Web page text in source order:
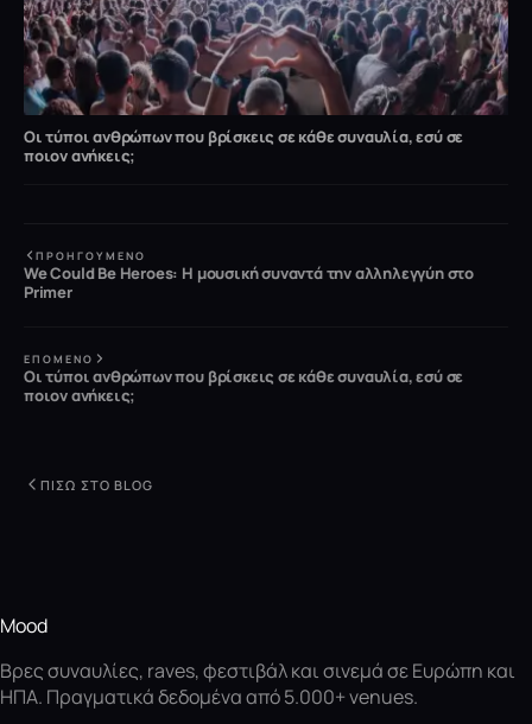
Οι τύποι ανθρώπων που βρίσκεις σε κάθε συναυλία, εσύ σε
ποιον ανήκεις;
ΠΡΟΗΓΟΎΜΕΝΟ
We Could Be Heroes: H μουσική συναντά την αλληλεγγύη στο
Primer
ΕΠΌΜΕΝΟ
Οι τύποι ανθρώπων που βρίσκεις σε κάθε συναυλία, εσύ σε
ποιον ανήκεις;
ΠΊΣΩ ΣΤΟ BLOG
Mood
Βρες συναυλίες, raves, φεστιβάλ και σινεμά σε Ευρώπη και
ΗΠΑ. Πραγματικά δεδομένα από 5.000+ venues.